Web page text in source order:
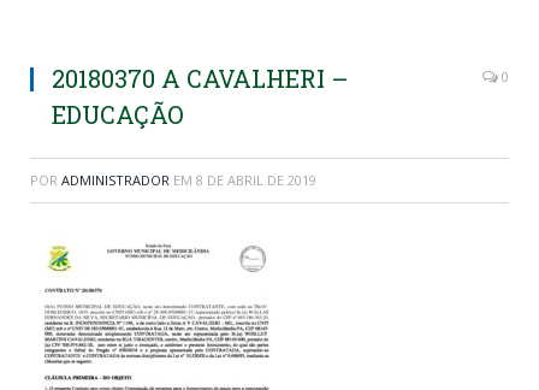
20180370 A CAVALHERI –
EDUCAÇÃO
0
POR ADMINISTRADOR EM 8 DE ABRIL DE 2019